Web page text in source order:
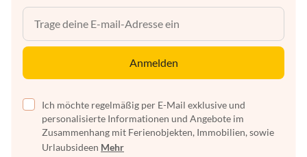
Anmelden
Ich möchte regelmäßig per E-Mail exklusive und
personalisierte Informationen und Angebote im
Zusammenhang mit Ferienobjekten, Immobilien, sowie
Urlaubsideen Mehr